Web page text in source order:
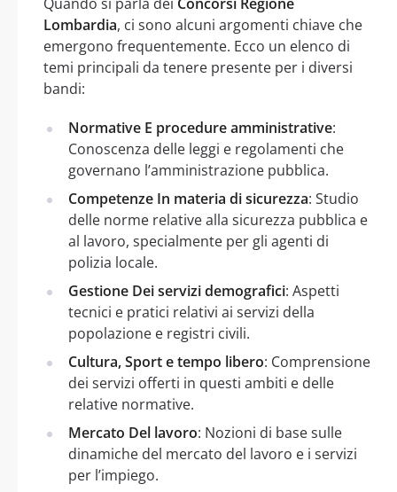
Lombardia, ci sono alcuni argomenti chiave che
emergono frequentemente. Ecco un elenco di
temi principali da tenere presente per i diversi
bandi:
Normative E procedure amministrative:
Conoscenza delle leggi e regolamenti che
governano l’amministrazione pubblica.
Competenze In materia di sicurezza: Studio
delle norme relative alla sicurezza pubblica e
al lavoro, specialmente per gli agenti di
polizia locale.
Gestione Dei servizi demografici: Aspetti
tecnici e pratici relativi ai servizi della
popolazione e registri civili.
Cultura, Sport e tempo libero: Comprensione
dei servizi offerti in questi ambiti e delle
relative normative.
Mercato Del lavoro: Nozioni di base sulle
dinamiche del mercato del lavoro e i servizi
per l’impiego.